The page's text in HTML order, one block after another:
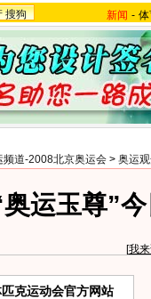
搜狗 新闻 -
频道-2008北京奥运会 > 奥运
运玉尊”
[我
克运动会官方网站